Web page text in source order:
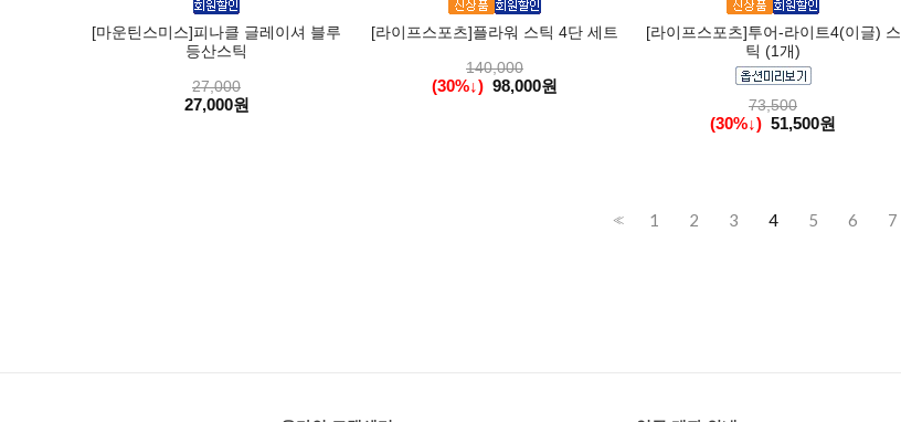
[마운틴스미스]피나클 글레이셔 블루
등산스틱
27,000
27,000원
[라이프스포츠]플라워 스틱 4단 세트
140,000
(30%↓) 98,000원
[라이프스포츠]투어-라이트4(이글) 스
틱 (1개)
73,500
(30%↓) 51,500원
<< 1 2 3 4 5 6 7